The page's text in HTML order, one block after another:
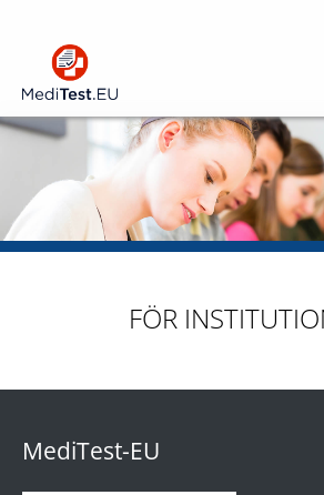
FÖR
MediTest-EU